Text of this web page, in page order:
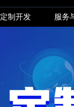
定制开发 服务